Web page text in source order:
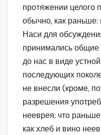
протяжении целого
обычно, как
Наси для
принимались
до нас в виде
последующих
не внесли (кроме,
разрешения
нееврея; что
как хлеб и вино